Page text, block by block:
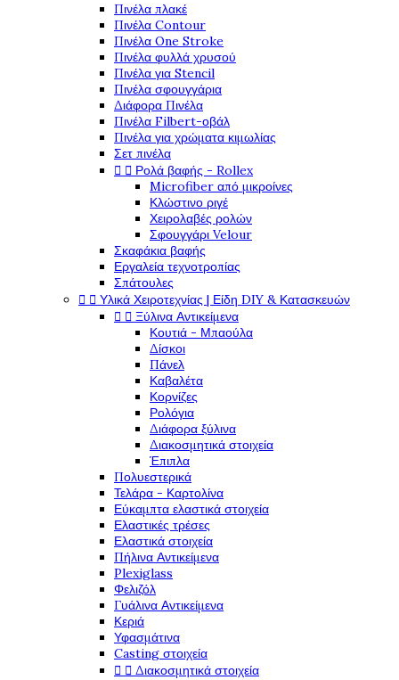
Πινέλα πλακέ
Πινέλα Contour
Πινέλα One Stroke
Πινέλα φυλλά χρυσού
Πινέλα για Stencil
Πινέλα σφουγγάρια
Διάφορα Πινέλα
Πινέλα Filbert-οβάλ
Πινέλα για χρώματα κιμωλίας
Σετ πινέλα
  Ρολά βαφής - Rollex
Microfiber από μικροίνες
Κλώστινο ριγέ
Χειρολαβές ρολών
Σφουγγάρι Velour
Σκαφάκια βαφής
Εργαλεία τεχνοτροπίας
Σπάτουλες
  Υλικά Χειροτεχνίας | Είδη DIY & Κατασκευών
  Ξύλινα Αντικείμενα
Κουτιά - Μπαούλα
Δίσκοι
Πάνελ
Καβαλέτα
Κορνίζες
Ρολόγια
Διάφορα ξύλινα
Διακοσμητικά στοιχεία
Έπιπλα
Πολυεστερικά
Τελάρα - Καρτολίνα
Εύκαμπτα ελαστικά στοιχεία
Ελαστικές τρέσες
Ελαστικά στοιχεία
Πήλινα Αντικείμενα
Plexiglass
Φελιζόλ
Γυάλινα Αντικείμενα
Κεριά
Υφασμάτινα
Casting στοιχεία
  Διακοσμητικά στοιχεία